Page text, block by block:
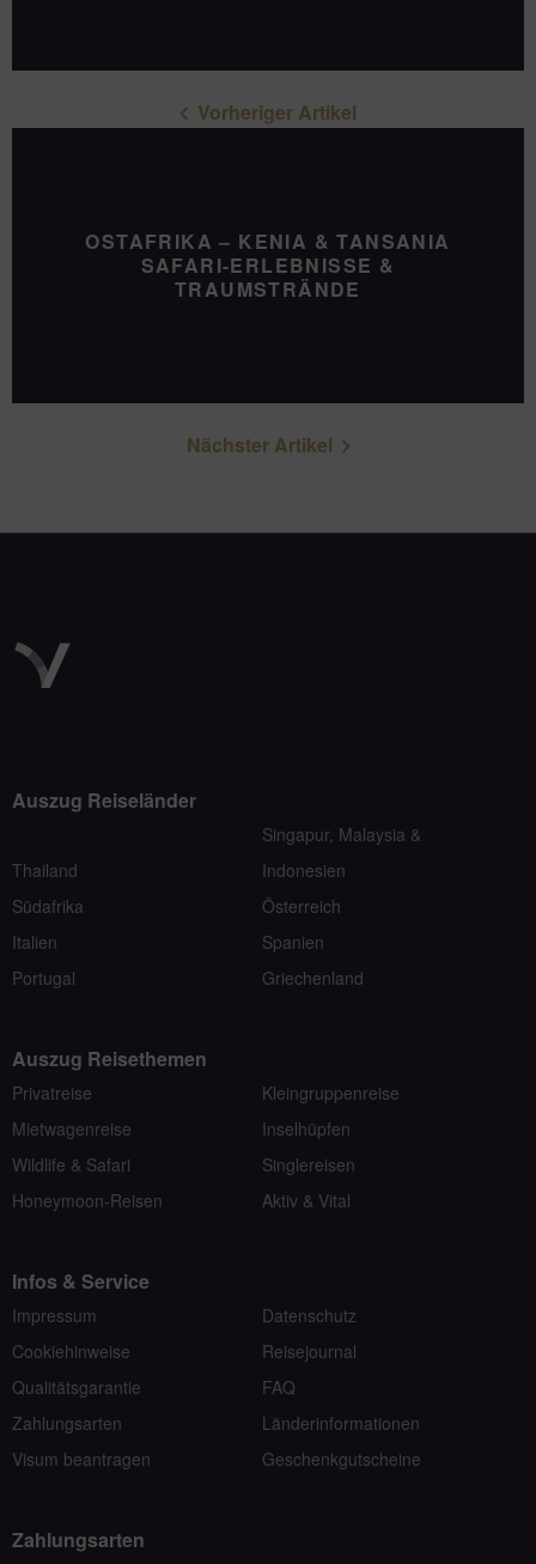
Vorheriger Artikel
OSTAFRIKA – KENIA & TANSANIA
SAFARI-ERLEBNISSE &
TRAUMSTRÄNDE
Nächster Artikel
Auszug Reiseländer
Thailand
Singapur, Malaysia &
Indonesien
Südafrika
Österreich
Italien
Spanien
Portugal
Griechenland
Auszug Reisethemen
Privatreise
Kleingruppenreise
Mietwagenreise
Inselhüpfen
Wildlife & Safari
Singlereisen
Honeymoon-Reisen
Aktiv & Vital
Infos & Service
Impressum
Datenschutz
Cookiehinweise
Reisejournal
Qualitätsgarantie
FAQ
Zahlungsarten
Länderinformationen
Visum beantragen
Geschenkgutscheine
Zahlungsarten